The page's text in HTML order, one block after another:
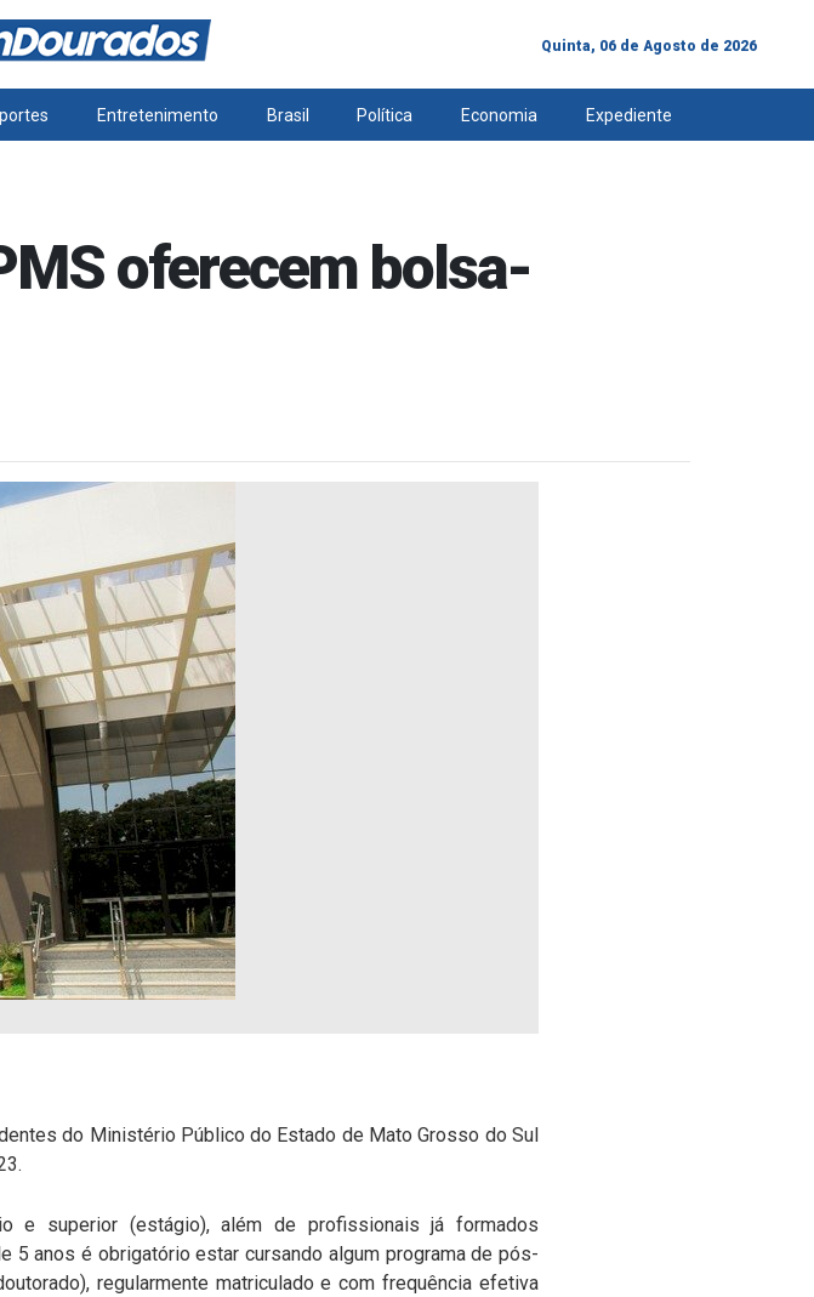
Quinta, 06 de Agosto de 2026
Entretenimento Brasil Política Economia Expediente
oferecem bolsa-
do Ministério Público do Estado de Mato Grosso do Sul
e superior (estágio), além de profissionais já formados
5 anos é obrigatório estar cursando algum programa de pós-
regularmente matriculado e com frequência efetiva